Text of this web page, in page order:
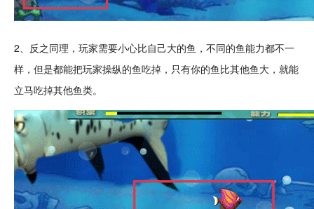
2、反之同理，玩家需要小心比自己大的鱼，不同的鱼能力都不一
样，但是都能把玩家操纵的鱼吃掉，只有你的鱼比其他鱼大，就能
立马吃掉其他鱼类。